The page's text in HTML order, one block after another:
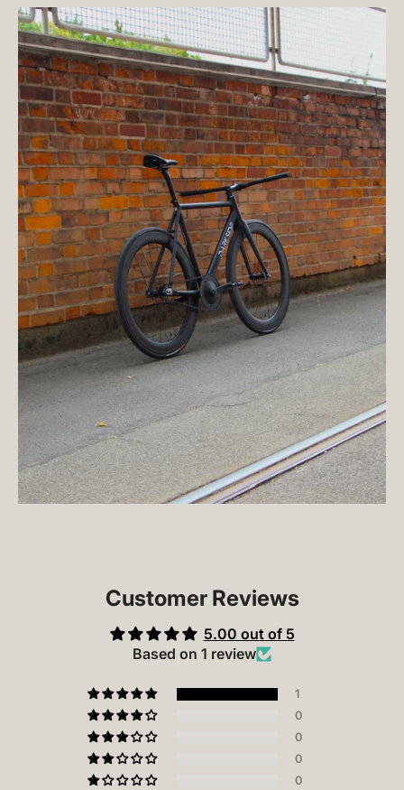
Customer Reviews
5.00 out of 5
Based on 1 review
1
0
0
0
0